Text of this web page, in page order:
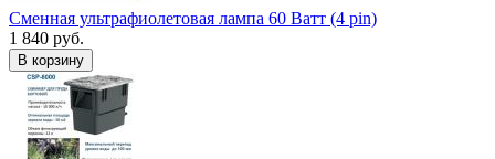
Сменная ультрафиолетовая лампа 60 Ватт (4 pin)
1 840 руб.
В корзину